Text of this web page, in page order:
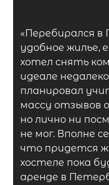
«Перебирался в
удобное жилье,
хотел снять
идеале
планировал
массу отзывов
но лично ни
не мог. Вполне
что придется
хостеле пока
аренде в